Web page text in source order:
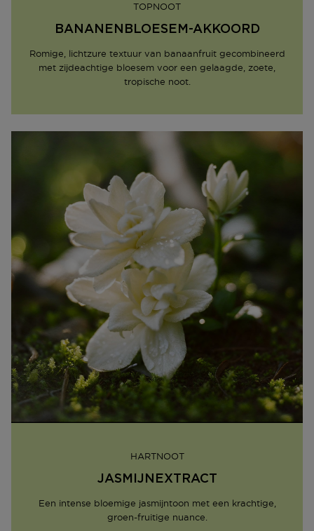
TOPNOOT
BANANENBLOESEM-AKKOORD
Romige, lichtzure textuur van banaanfruit gecombineerd
met zijdeachtige bloesem voor een gelaagde, zoete,
tropische noot.
HARTNOOT
JASMIJNEXTRACT
Een intense bloemige jasmijntoon met een krachtige,
groen-fruitige nuance.